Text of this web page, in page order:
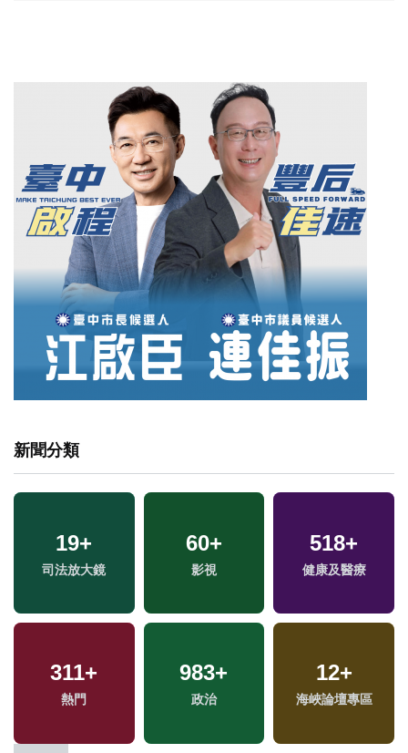
新聞分類
19+
司法放大鏡
60+
影視
518+
健康及醫療
311+
熱門
983+
政治
12+
海峽論壇專區